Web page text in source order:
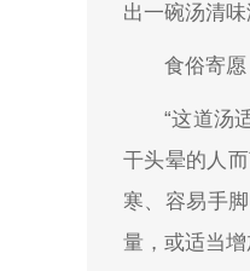
出一碗汤清味
食俗寄
“这道汤
干头晕的人
寒、容易手
量，或适当